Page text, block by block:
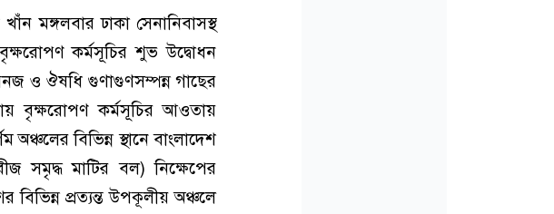
মঙ্গলবার ঢাকা সেনানিবাসস্থ
বৃক্ষরোপণ কর্মসূচির শুভ উদ্বোধন
ও ঔষধি গুণাগুণসম্পন্ন গাছের
বৃক্ষরোপণ কর্মসূচির আওতায়
বিভিন্ন স্থানে বাংলাদেশ
সমৃদ্ধ মাটির বল) নিক্ষেপের
বিভিন্ন প্রত্যন্ত উপকূলীয় অঞ্চলে